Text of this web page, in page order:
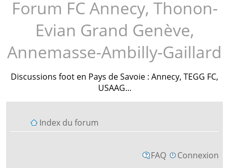
Forum FC Annecy, Thonon-
Evian Grand Genève,
Annemasse-Ambilly-Gaillard
Discussions foot en Pays de Savoie : Annecy, TEGG FC,
USAAG...
Index du forum
FAQ Connexion